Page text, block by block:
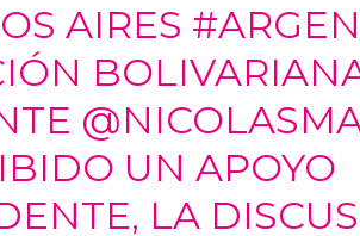
AIRES
UN APOYO
LA